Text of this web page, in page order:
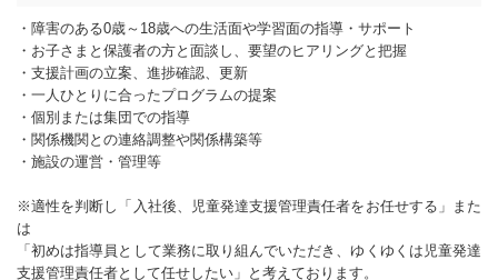
・障害のある0歳～18歳への生活面や学習面の指導・サポート
・お子さまと保護者の方と面談し、要望のヒアリングと把握
・支援計画の立案、進捗確認、更新
・一人ひとりに合ったプログラムの提案
・個別または集団での指導
・関係機関との連絡調整や関係構築等
・施設の運営・管理等
※適性を判断し「入社後、児童発達支援管理責任者をお任せする」また
は
「初めは指導員として業務に取り組んでいただき、ゆくゆくは児童発達
支援管理責任者として任せしたい」と考えております。